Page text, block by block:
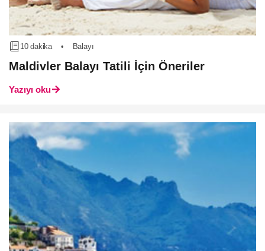
10 dakika • Balayı
Maldivler Balayı Tatili İçin Öneriler
Yazıyı oku